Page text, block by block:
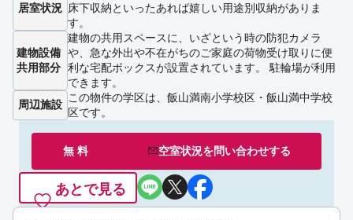
居室状況 床下収納といったあれば嬉しい用途別収納がありま
す。
建物設備
共用部分
建物の共用スペースに、いざという時の防犯カメラ
や、急な外出や不在がちのご家庭の荷物受け取りに便
利な宅配ボックスが設置されています。 駐輪場が利用
できます。
周辺施設
この物件の学区は、飯山満南小学校区・飯山満中学校
区です。
無 料 空室状況を問い合わせする
あとで見る